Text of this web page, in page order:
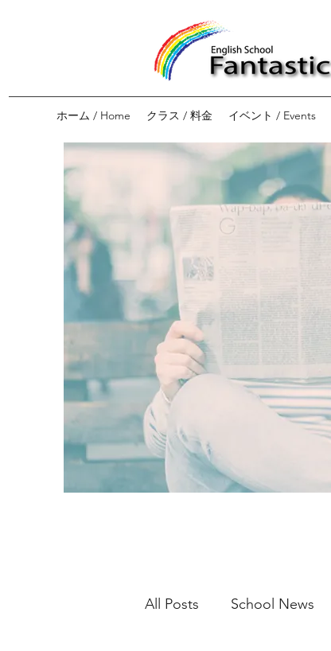
ホーム / Home クラス / 料金 イベント / Events
All Posts School News